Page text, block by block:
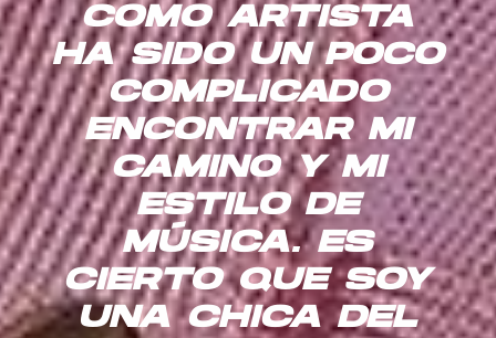
COMO ARTISTA
HA SIDO UN POCO
COMPLICADO
ENCONTRAR MI
CAMINO Y MI
ESTILO DE
MÚSICA. ES
CIERTO QUE SOY
UNA CHICA DEL